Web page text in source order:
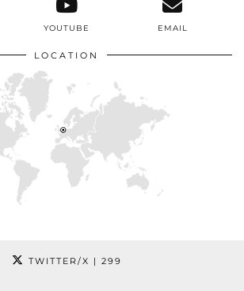
YOUTUBE EMAIL
LOCATION
TWITTER/X | 299